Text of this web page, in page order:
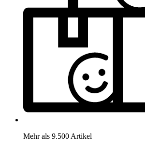
Mehr als 9.500 Artikel